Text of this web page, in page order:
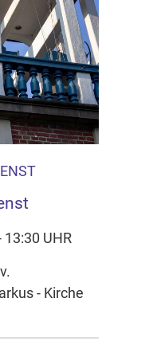
13:30 UHR
- Kirche